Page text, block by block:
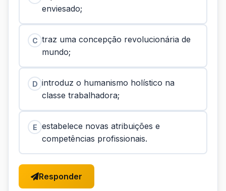
enviesado;
C traz uma concepção revolucionária de
mundo;
D introduz o humanismo holístico na
classe trabalhadora;
E estabelece novas atribuições e
competências profissionais.
Responder